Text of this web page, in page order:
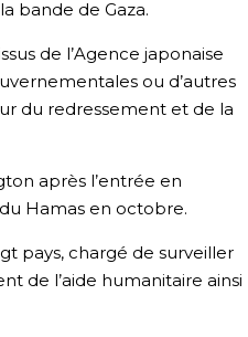
bande de Gaza.
de l’Agence japonaise
ou d’autres
du redressement et de la
après l’entrée en
Hamas en octobre.
pays, chargé de surveiller
de l’aide humanitaire ainsi